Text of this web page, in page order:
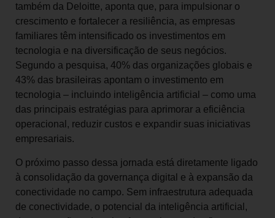
também da Deloitte, aponta que, para impulsionar o
crescimento e fortalecer a resiliência, as empresas
familiares têm intensificado os investimentos em
tecnologia e na diversificação de seus negócios.
Segundo a pesquisa, 40% das organizações globais e
43% das brasileiras apontam o investimento em
tecnologia – incluindo inteligência artificial – como uma
das principais estratégias para aprimorar a eficiência
operacional, reduzir custos e expandir suas iniciativas
empresariais.
O próximo passo dessa jornada está diretamente ligado
à consolidação da governança digital e à expansão da
conectividade no campo. Sem infraestrutura adequada
de conectividade, o potencial da inteligência artificial,